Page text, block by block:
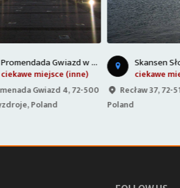
P
romendada Gwiazd w Międzyzdrojach
(inne)
4, 72-500
ciekawe miejsce (inne)
Recław 37, 72-510 Recław,